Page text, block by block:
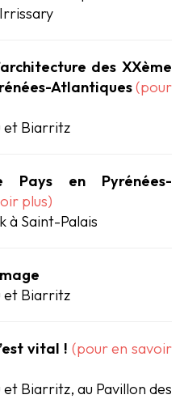
des XXème
Atlantiques(pour
et Biarritz
en Pyrénées-
plus)
à Saint-Palais
et Biarritz
vital ! (pour en savoir
Biarritz, au Pavillon des